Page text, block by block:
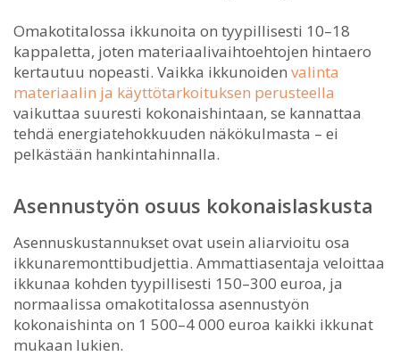
Omakotitalossa ikkunoita on tyypillisesti 10–18
kappaletta, joten materiaalivaihtoehtojen hintaero
kertautuu nopeasti. Vaikka ikkunoiden valinta
materiaalin ja käyttötarkoituksen perusteella
vaikuttaa suuresti kokonaishintaan, se kannattaa
tehdä energiatehokkuuden näkökulmasta – ei
pelkästään hankintahinnalla.
Asennustyön osuus kokonaislaskusta
Asennuskustannukset ovat usein aliarvioitu osa
ikkunaremonttibudjettia. Ammattiasentaja veloittaa
ikkunaa kohden tyypillisesti 150–300 euroa, ja
normaalissa omakotitalossa asennustyön
kokonaishinta on 1 500–4 000 euroa kaikki ikkunat
mukaan lukien.